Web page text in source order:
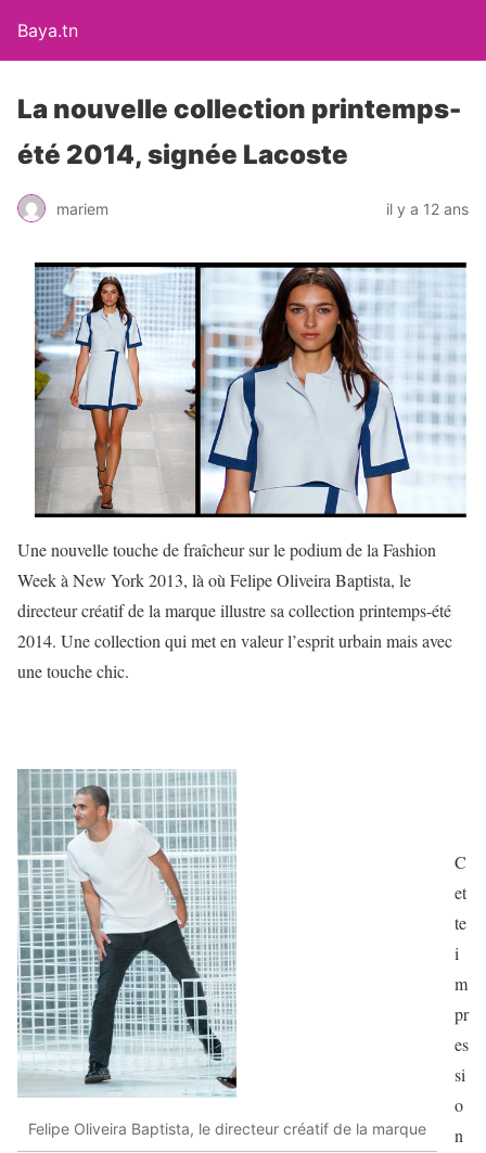
Baya.tn
La nouvelle collection printemps-
été 2014, signée Lacoste
mariem il y a 12 ans
Une nouvelle touche de fraîcheur sur le podium de la Fashion
Week à New York 2013, là où Felipe Oliveira Baptista, le
directeur créatif de la marque illustre sa collection printemps-été
2014. Une collection qui met en valeur l’esprit urbain mais avec
une touche chic.
Felipe Oliveira Baptista, le directeur créatif de la marque
C
et
te
i
m
pr
es
si
o
n